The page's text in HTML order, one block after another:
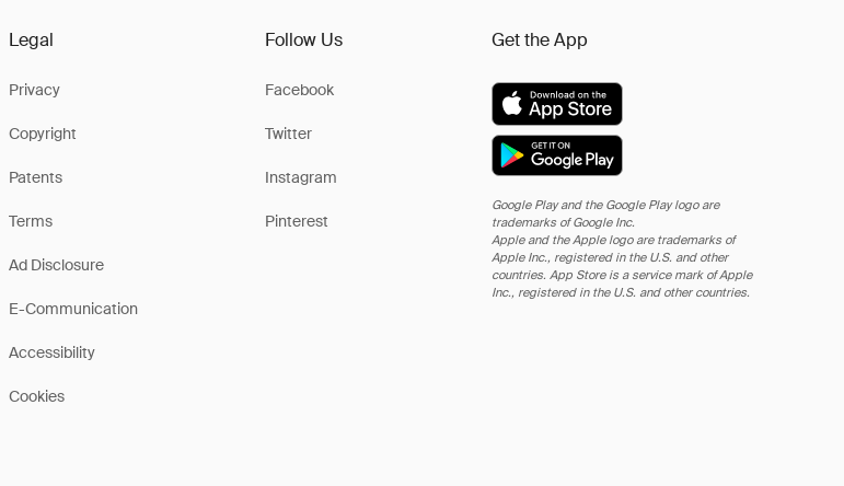
Legal
Privacy
Copyright
Patents
Terms
Ad Disclosure
E-Communication
Accessibility
Cookies
Follow Us
Facebook
Twitter
Instagram
Pinterest
Get the App
Google Play and the Google Play logo are
trademarks of Google Inc.
Apple and the Apple logo are trademarks of
Apple Inc., registered in the U.S. and other
countries. App Store is a service mark of Apple
Inc., registered in the U.S. and other countries.